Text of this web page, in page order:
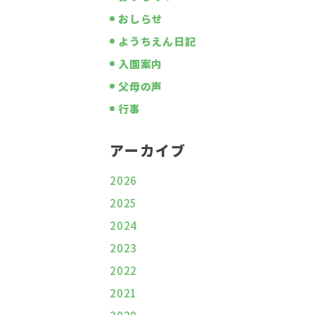
おしらせ
ようちえん日記
入園案内
父母の声
行事
アーカイブ
2026
2025
2024
2023
2022
2021